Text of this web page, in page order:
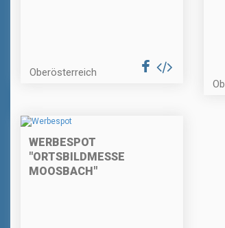
Oberösterreich
WERBESPOT
"ORTSBILDMESSE
MOOSBACH"